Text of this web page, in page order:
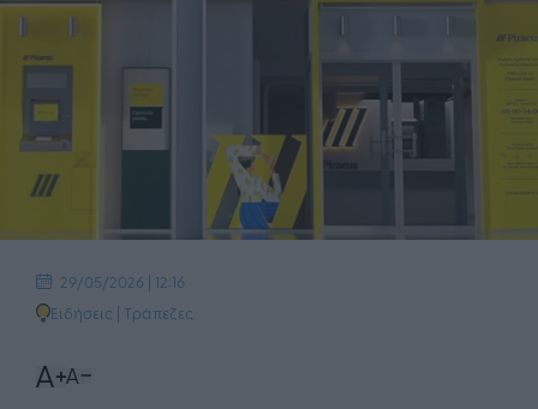
29/05/2026 | 12:16
Ειδήσεις | Τράπεζες